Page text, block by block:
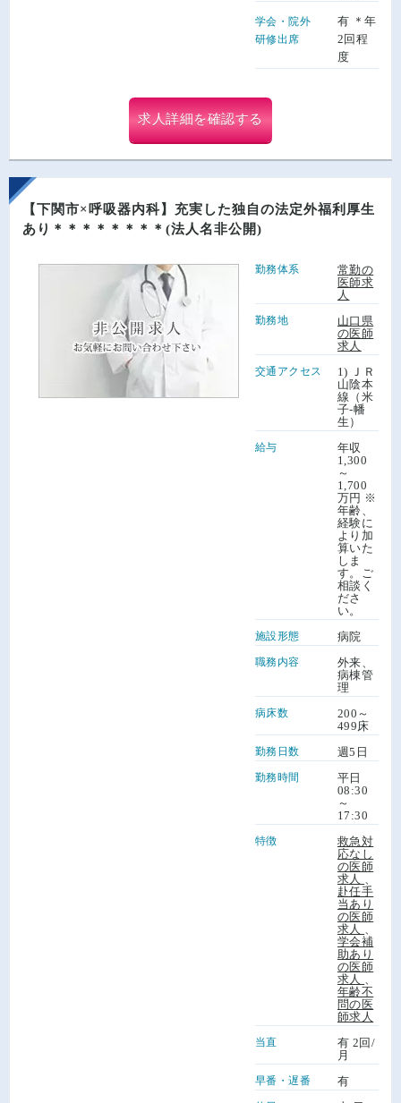
学会・院外
研修出席
有 ＊年
2回程
度
求人詳細を確認する
【下関市×呼吸器内科】充実した独自の法定外福利厚生
あり＊＊＊＊＊＊＊＊(法人名非公開)
勤務体系
常勤の
医師求
人
勤務地
山口県
の医師
求人
交通アクセス
1) ＪＲ
山陰本
線（米
子-幡
生）
給与
年収
1,300
～
1,700
万円 ※
年齢、
経験に
より加
算いた
しま
す。ご
相談く
ださ
い。
施設形態 病院
職務内容
外来、
病棟管
理
病床数
200～
499床
勤務日数 週5日
勤務時間
平日
08:30
～
17:30
特徴
救急対
応なし
の医師
求人
赴任手
当あり
の医師
求人
学会補
助あり
の医師
求人
年齢不
問の医
師求人
当直
有 2回/
月
早番・遅番 有